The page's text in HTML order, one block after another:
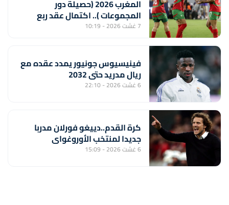
المغرب 2026 (حصيلة دور
المجموعات ).. اكتمال عقد ربع
النهائي ولبؤات الأطلس أمام جنوب
7 غشت 2026 - 10:19
فينيسيوس جونيور يمدد عقده مع
ريال مدريد حتى 2032
6 غشت 2026 - 22:10
كرة القدم..دييغو فورلان مدربا
جديدا لمنتخب الأوروغواي
6 غشت 2026 - 15:09